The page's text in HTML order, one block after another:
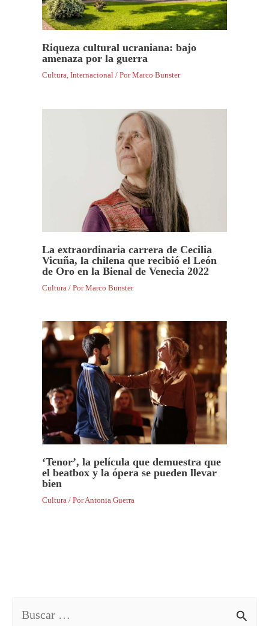
Riqueza cultural ucraniana: bajo
amenaza por la guerra
Cultura,Internacional / PorMarco Bunster
La extraordinaria carrera de Cecilia
Vicuña, la chilena que recibió el León
de Oro en la Bienal de Venecia 2022
Cultura / PorMarco Bunster
‘Tenor’, la película que demuestra que
el beatbox y la ópera se pueden llevar
bien
Cultura / PorAntonia Guerra